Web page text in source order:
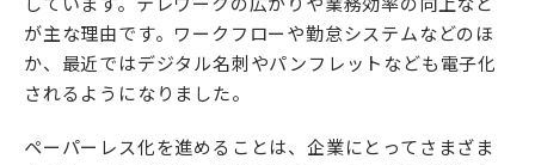
しています。テレワークの広がりや業務効率の向上など
が主な理由です。ワークフローや勤怠システムなどのほ
か、最近ではデジタル名刺やパンフレットなども電子化
されるようになりました。
ペーパーレス化を進めることは、企業にとってさまざま